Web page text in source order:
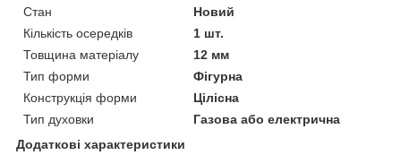
Стан
Новий
Кількість осередків
1 шт.
Товщина матеріалу
12 мм
Тип форми
Фігурна
Конструкція форми
Цілісна
Тип духовки
Газова або електрична
Додаткові характеристики